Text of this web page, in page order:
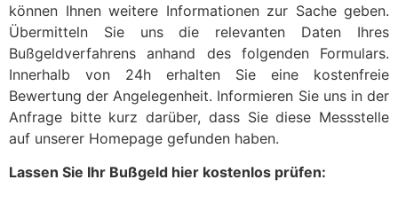
können Ihnen weitere Informationen zur Sache geben.
Übermitteln Sie uns die relevanten Daten Ihres
Bußgeldverfahrens anhand des folgenden Formulars.
Innerhalb von 24h erhalten Sie eine kostenfreie
Bewertung der Angelegenheit. Informieren Sie uns in der
Anfrage bitte kurz darüber, dass Sie diese Messstelle
auf unserer Homepage gefunden haben.
Lassen Sie Ihr Bußgeld hier kostenlos prüfen: